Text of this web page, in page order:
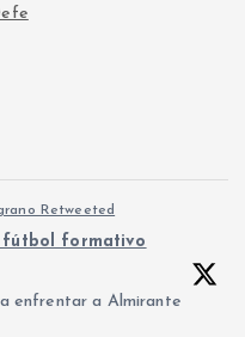
Retweeted
fútbol formativo
enfrentar a Almirante